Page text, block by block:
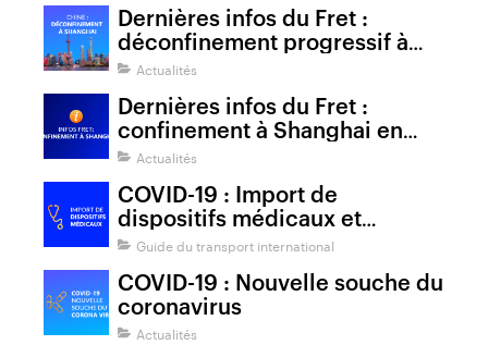
Dernières infos du Fret :
déconfinement progressif à
Shanghai
Actualités
Dernières infos du Fret :
confinement à Shanghai en
Chine
Actualités
COVID-19 : Import de
dispositifs médicaux et
équipements de protection
Guide du transport international
COVID-19 : Nouvelle souche du
coronavirus
Actualités